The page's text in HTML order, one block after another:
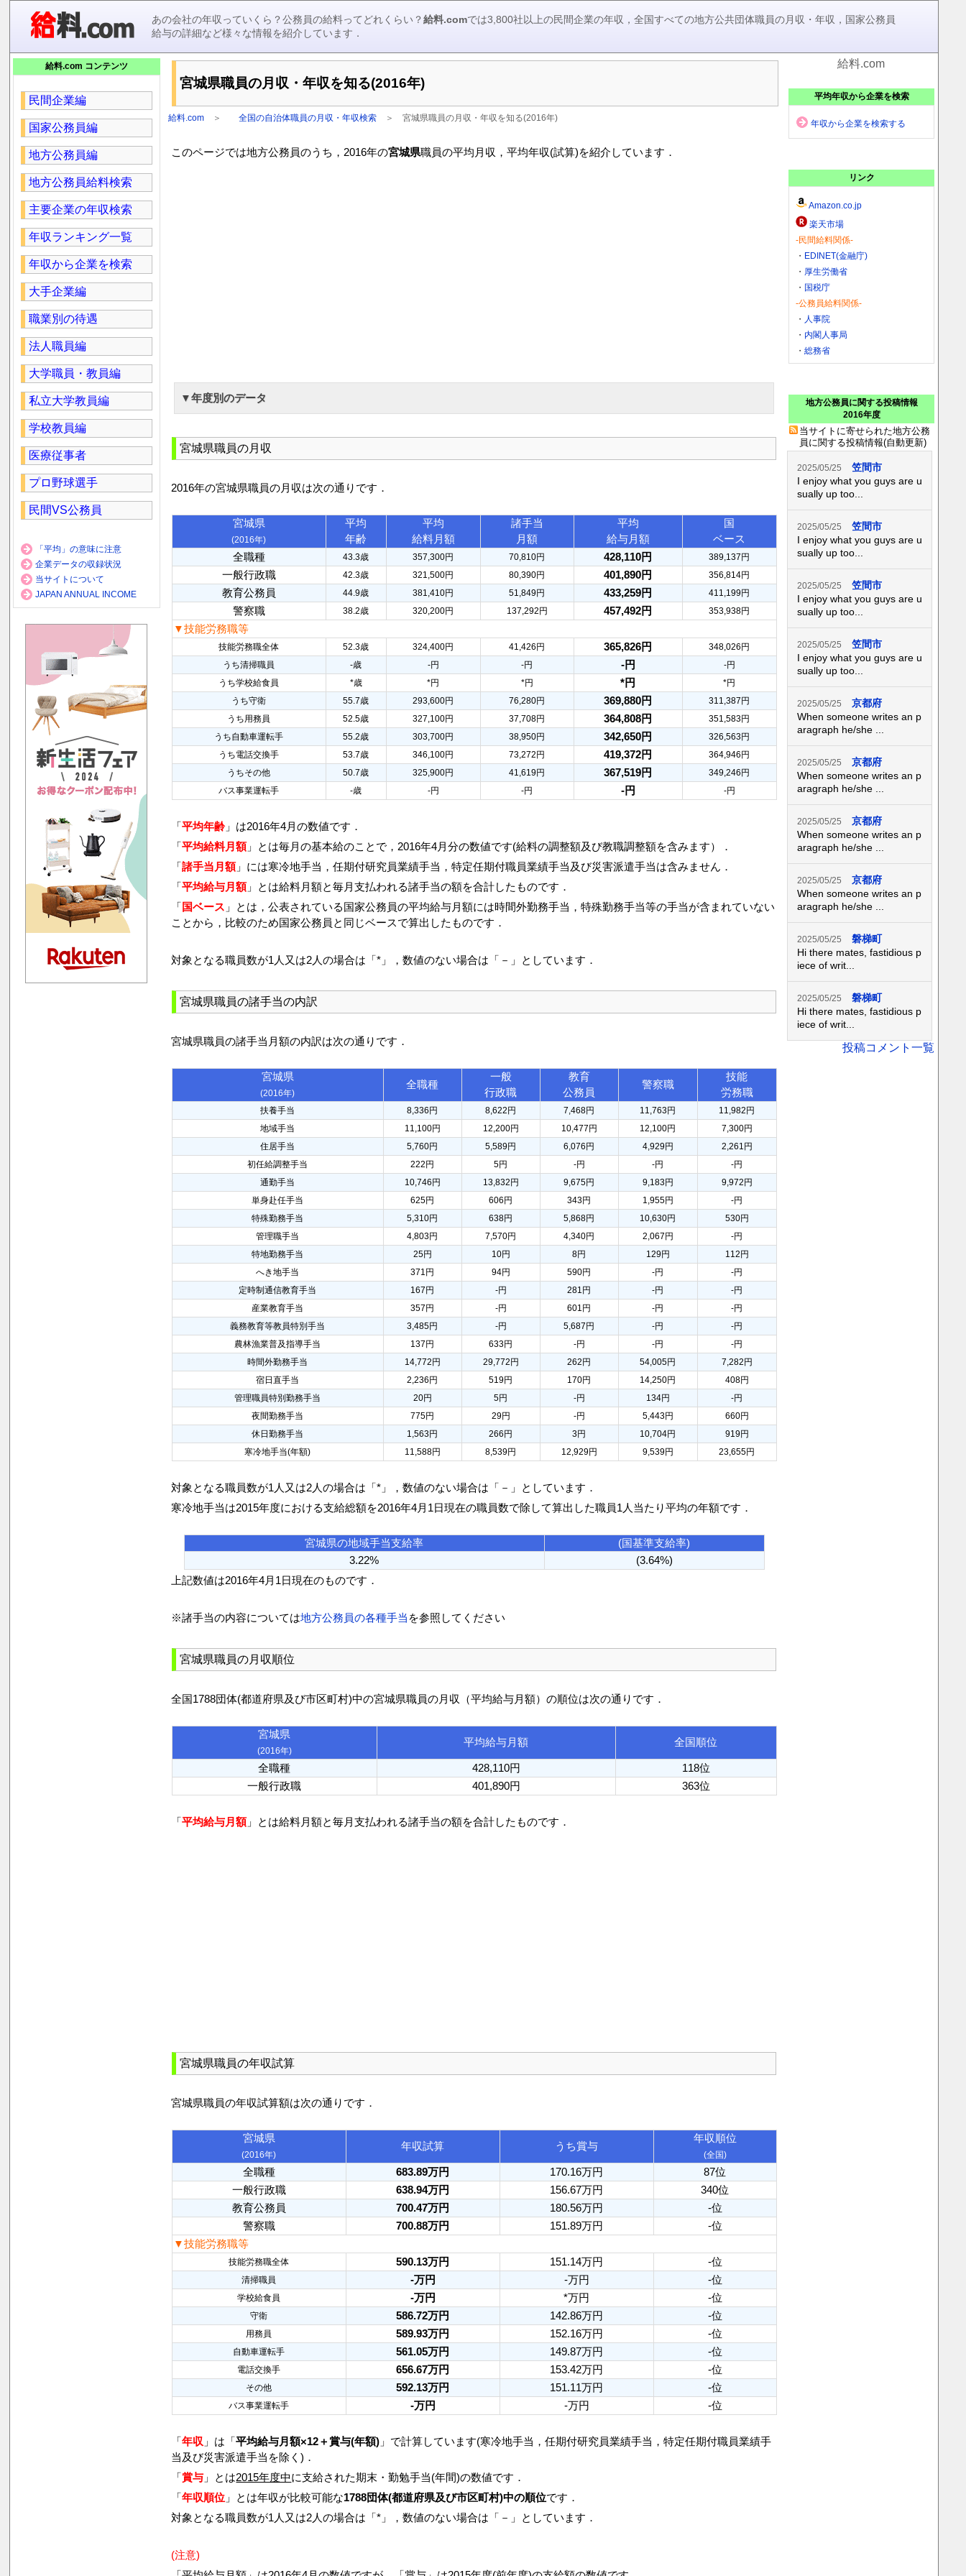
あの会社の年収っていくら？公務員の給料ってどれくらい？給料.comでは3,800社以上の民間企業の年収，全国すべての地方公共団体職員の月収・年収，国家公務員
給与の詳細など様々な情報を紹介しています．
宮城県職員の月収・年収を知る(2016年)
給料.com ＞ 全国の自治体職員の月収・年収検索 ＞宮城県職員の月収・年収を知る(2016年)
このページでは地方公務員のうち，2016年の宮城県職員の平均月収，平均年収(試算)を紹介しています．
▼年度別のデータ
宮城県職員の月収
2016年の宮城県職員の月収は次の通りです．
宮城県
(2016年)
平均
年齢
平均
給料月額
諸手当
月額
平均
給与月額
国
ベース
全職種
43.3歳 357,300円 70,810円 428,110円 389,137円
一般行政職 42.3歳 321,500円 80,390円 401,890円 356,814円
教育公務員 44.9歳 381,410円 51,849円 433,259円 411,199円
警察職 38.2歳 320,200円 137,292円 457,492円 353,938円
▼技能労務職等
技能労務職全体 52.3歳 324,400円 41,426円 365,826円
348,026円
うち清掃職員
-歳 -円 -円 -円
-円
うち学校給食員
*歳 *円 *円 *円
*円
うち守衛
55.7歳 293,600円 76,280円 369,880円
311,387円
うち用務員
52.5歳 327,100円 37,708円 364,808円
351,583円
うち自動車運転手
55.2歳 303,700円 38,950円 342,650円
326,563円
うち電話交換手
53.7歳 346,100円 73,272円 419,372円
364,946円
うちその他
50.7歳 325,900円 41,619円 367,519円
349,246円
バス事業運転手
-歳 -円 -円 -円 -円
「平均年齢」は2016年4月の数値です．
「平均給料月額」とは毎月の基本給のことで，2016年4月分の数値です(給料の調整額及び教職調整額を含みます）．
「諸手当月額」には寒冷地手当，任期付研究員業績手当，特定任期付職員業績手当及び災害派遣手当は含みません．
「平均給与月額」とは給料月額と毎月支払われる諸手当の額を合計したものです．
「国ベース 」とは，公表されている国家公務員の平均給与月額には時間外勤務手当，特殊勤務手当等の手当が含まれていない
ことから，比較のため国家公務員と同じベースで算出したものです．
対象となる職員数が1人又は2人の場合は「*」，数値のない場合は「－」としています．
宮城県職員の諸手当の内訳
宮城県職員の諸手当月額の内訳は次の通りです．
宮城県
(2016年)
全職種
一般
行政職
教育
公務員
警察職
技能
労務職
扶養手当 8,336円 8,622円 7,468円 11,763円
11,982円
地域手当
11,100円 12,200円 10,477円 12,100円
7,300円
住居手当
5,760円 5,589円 6,076円 4,929円
2,261円
初任給調整手当
222円 5円 -円 -円
-円
通勤手当
10,746円 13,832円 9,675円 9,183円
9,972円
単身赴任手当
625円 606円 343円 1,955円
-円
特殊勤務手当
5,310円 638円 5,868円 10,630円
530円
管理職手当
4,803円 7,570円 4,340円 2,067円
-円
特地勤務手当
25円 10円 8円 129円
112円
へき地手当
371円 94円 590円 -円
-円
定時制通信教育手当
167円 -円 281円 -円
-円
産業教育手当
357円 -円 601円 -円
-円
義務教育等教員特別手当
3,485円 -円 5,687円 -円
-円
農林漁業普及指導手当
137円 633円 -円 -円
-円
時間外勤務手当
14,772円 29,772円 262円 54,005円
7,282円
宿日直手当
2,236円 519円 170円 14,250円
408円
管理職員特別勤務手当
20円 5円 -円 134円
-円
夜間勤務手当
775円 29円 -円 5,443円
660円
休日勤務手当
1,563円 266円 3円 10,704円
919円
寒冷地手当(年額)
11,588円 8,539円 12,929円 9,539円 23,655円
対象となる職員数が1人又は2人の場合は「*」，数値のない場合は「－」としています．
寒冷地手当は2015年度における支給総額を2016年4月1日現在の職員数で除して算出した職員1人当たり平均の年額です．
宮城県の地域手当支給率
(国基準支給率)
3.22%
(3.64%)
上記数値は2016年4月1日現在のものです．
※諸手当の内容については地方公務員の各種手当 を参照してください
宮城県職員の月収順位
全国1788団体(都道府県及び市区町村)中の宮城県職員の月収（平均給与月額）の順位は次の通りです．
宮城県
(2016年)
平均給与月額 全国順位
全職種 428,110円
118位
一般行政職
401,890円 363位
「平均給与月額」とは給料月額と毎月支払われる諸手当の額を合計したものです．
宮城県職員の年収試算
宮城県職員の年収試算額は次の通りです．
宮城県
(2016年)
年収試算 うち賞与
年収順位
(全国)
全職種 683.89万円 170.16万円
87位
一般行政職
638.94万円 156.67万円
340位
教育公務員
700.47万円 180.56万円
-位
警察職
700.88万円 151.89万円
-位
▼技能労務職等
技能労務職全体 590.13万円 151.14万円 -位
清掃職員 -万円 -万円 -位
学校給食員 -万円 *万円 -位
守衛 586.72万円 142.86万円 -位
用務員 589.93万円 152.16万円 -位
自動車運転手 561.05万円 149.87万円 -位
電話交換手 656.67万円 153.42万円 -位
その他 592.13万円 151.11万円 -位
バス事業運転手 -万円 -万円 -位
「年収 」は「平均給与月額×12＋賞与(年額) 」で計算しています(寒冷地手当，任期付研究員業績手当，特定任期付職員業績手
当及び災害派遣手当を除く)．
「賞与 」とは2015年度中に支給された期末・勤勉手当(年間)の数値です．
「年収順位 」とは年収が比較可能な1788団体(都道府県及び市区町村)中の順位です．
対象となる職員数が1人又は2人の場合は「*」，数値のない場合は「－」としています．
(注意)
給料.com コンテンツ
民間企業編
国家公務員編
地方公務員編
地方公務員給料検索
主要企業の年収検索
年収ランキング一覧
年収から企業を検索
大手企業編
職業別の待遇
法人職員編
大学職員・教員編
私立大学教員編
学校教員編
医療従事者
プロ野球選手
民間VS公務員
「平均」の意味に注意
企業データの収録状況
当サイトについて
JAPAN ANNUAL INCOME
給料.com
平均年収から企業を検索
年収から企業を検索する
リンク
Amazon.co.jp
楽天市場
-民間給料関係-
・ EDINET(金融庁)
・ 厚生労働省
・ 国税庁
-公務員給料関係-
・ 人事院
・ 内閣人事局
・総務省
地方公務員に関する投稿情報
2016年度
当サイトに寄せられた地方公務
員に関する投稿情報(自動更新)
2025/05/25
笠間市
I enjoy what you guys are u
sually up too...
2025/05/25
笠間市
I enjoy what you guys are u
sually up too...
2025/05/25
笠間市
I enjoy what you guys are u
sually up too...
2025/05/25
笠間市
I enjoy what you guys are u
sually up too...
2025/05/25
京都府
When someone writes an p
aragraph he/she ...
2025/05/25
京都府
When someone writes an p
aragraph he/she ...
2025/05/25
京都府
When someone writes an p
aragraph he/she ...
2025/05/25
京都府
When someone writes an p
aragraph he/she ...
2025/05/25
磐梯町
Hi there mates, fastidious p
iece of writ...
2025/05/25
磐梯町
Hi there mates, fastidious p
iece of writ...
投稿コメント一覧